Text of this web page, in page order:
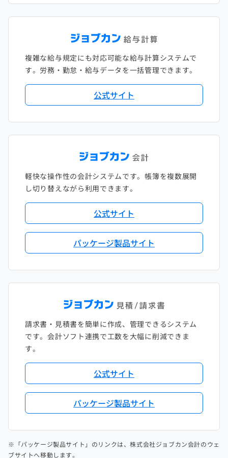
複雑な給与規定にも対応可能な給与計算システムで
す。労務・勤怠・給与データを一括管理できます。
公式サイト
軽快な操作性の会計システムです。帳簿を複数展開
し切り替えながら利用できます。
公式サイト
パッケージ製品サイト
請求書・見積書を簡単に作成、管理できるシステム
です。会計ソフト連携で工数を大幅に削減できま
す。
公式サイト
パッケージ製品サイト
※「パッケージ製品サイト」のリンクは、株式会社ジョブカン会計のウェ
ブサイトへ移動します。